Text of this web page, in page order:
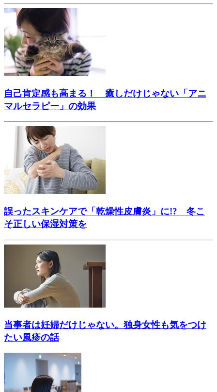
自己肯定感も高まる！ 癒しだけじゃない「アニ
マルセラピー」の効果
誤ったスキンケアで「乾燥性皮膚炎」に!? 冬こ
そ正しい保湿対策を
当事者は妊婦だけじゃない。独身女性も気をつけ
たい風疹の話